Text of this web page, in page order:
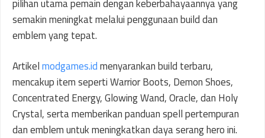
pilihan utama pemain dengan keberbahayaannya yang
semakin meningkat melalui penggunaan build dan
emblem yang tepat.
Artikelmodgames.idmenyarankan build terbaru,
mencakup item seperti Warrior Boots, Demon Shoes,
Concentrated Energy, Glowing Wand, Oracle, dan Holy
Crystal, serta memberikan panduan spell pertempuran
dan emblem untuk meningkatkan daya serang hero ini.